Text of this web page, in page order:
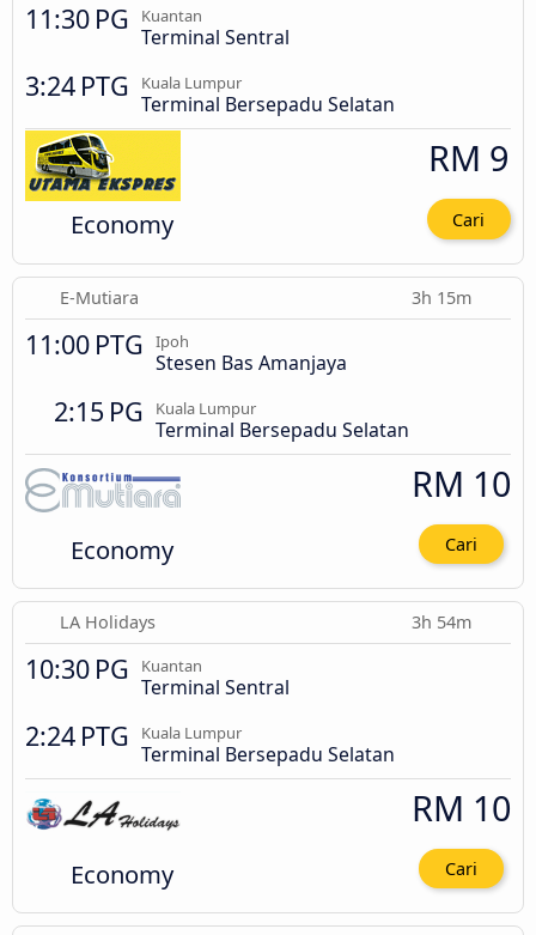
11:30 PG Kuantan
Terminal Sentral
3:24 PTG Kuala Lumpur
Terminal Bersepadu Selatan
Economy
RM 9
Cari
E-Mutiara 3h 15m
11:00 PTG Ipoh
Stesen Bas Amanjaya
2:15 PG Kuala Lumpur
Terminal Bersepadu Selatan
Economy
RM 10
Cari
LA Holidays 3h 54m
10:30 PG Kuantan
Terminal Sentral
2:24 PTG Kuala Lumpur
Terminal Bersepadu Selatan
Economy
RM 10
Cari